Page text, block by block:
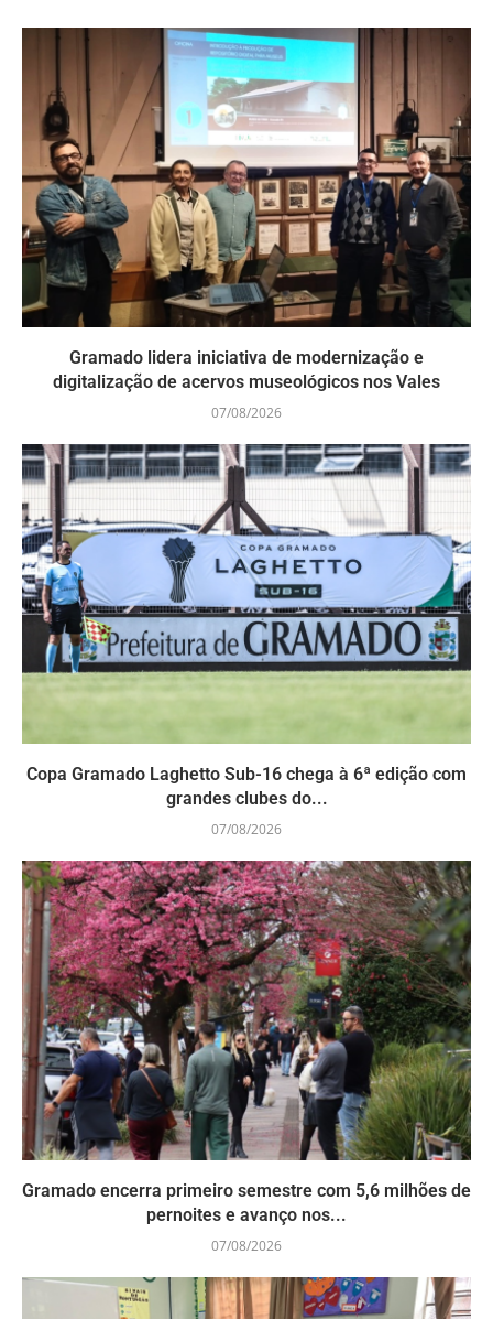
Gramado lidera iniciativa de modernização e
digitalização de acervos museológicos nos Vales
07/08/2026
Copa Gramado Laghetto Sub-16 chega à 6ª edição com
grandes clubes do...
07/08/2026
Gramado encerra primeiro semestre com 5,6 milhões de
pernoites e avanço nos...
07/08/2026